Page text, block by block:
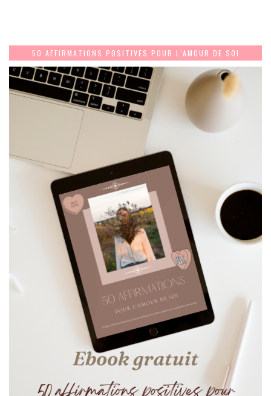
50 AFFIRMATIONS POSITIVES POUR L’AMOUR DE SOI